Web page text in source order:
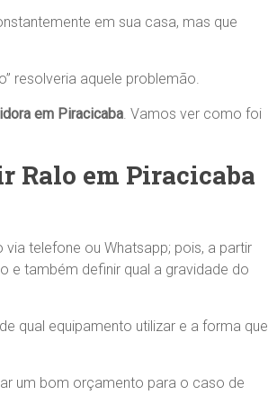
em sua casa, mas que
resolveria aquele problemão.
em Piracicaba. Vamos ver como foi
Ralo em Piracicaba
telefone ou Whatsapp; pois, a partir
e também definir qual a gravidade do
qual equipamento utilizar e a forma que
um bom orçamento para o caso de